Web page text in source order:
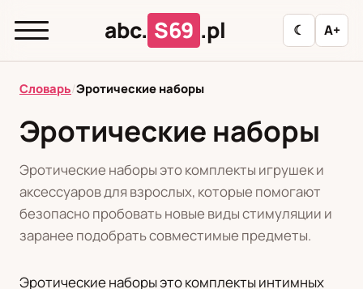
abc. S69 .pl ☾ A+
abc. S69
Л
М Н О П Р С Т
У
Ф
Ц Ш Э
Редакционная политика
Словарь/Эротические наборы
Эротические наборы
Эротические наборы это комплекты игрушек и
аксессуаров для взрослых, которые помогают
безопасно пробовать новые виды стимуляции и
заранее подобрать совместимые предметы.
Эротические наборы это комплекты интимных